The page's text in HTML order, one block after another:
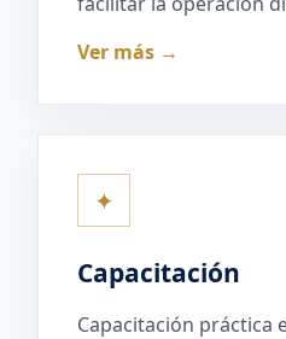
Ver más →
✦
Capacitación
Capacitación práctica